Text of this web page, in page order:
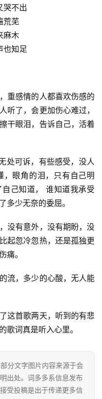
哭不出
荒芜
麻木
也知足
重感情的人都喜欢伤感的
听了，会更加伤心难过，
干眼泪，告诉自己，活着
可诉，有些感受，没人
眼角的泪，只有自己明
己知道， 谁知道我承受
多少无奈的委屈。
没有意外，没有期盼，没
起忽冷忽热，还是孤独更
痛。
流，多少的心酸，无人能
这首歌两天，听到的有悲
歌词真是听入心里。
分文字图片内容来源于会
出处。词多多系信息发布
受投稿是出于传递更多信